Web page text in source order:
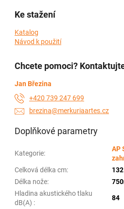
Ke stažení
Katalog
Návod k použití
Chcete pomoci?
Jan Březina
+420 739 247 699
brezina@merkuriaartes.cz
Doplňkové parametry
Kategorie:
AP
Celková délka cm:
132
Délka nože:
Hladina akustického tlaku
dB(A) :
84